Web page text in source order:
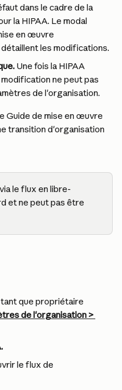
dans le cadre de la
la HIPAA. Le modal
en œuvre
les modifications.
Une fois la HIPAA
ne peut pas
de l'organisation.
Guide de mise en œuvre
transition d'organisation
le flux en libre-
et ne peut pas être
que propriétaire
de l'organisation >
le flux de